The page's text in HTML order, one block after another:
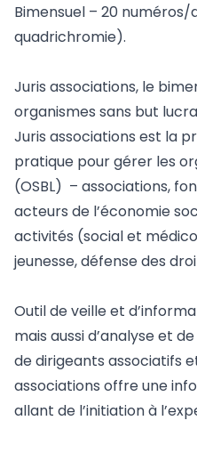
Bimensuel – 20
quadrichromie).
Juris associations, le
organismes sans but
Juris associations est la
pratique pour gérer les
(OSBL) – associations,
acteurs de l’économie
activités (social et
jeunesse, défense des
Outil de veille et
mais aussi d’analyse et
de dirigeants associatifs
associations offre une
allant de l’initiation à